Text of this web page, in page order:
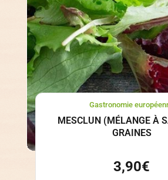
Gastronomie
MESCLUN (MÉLANGE À
GRAINES
3,90€